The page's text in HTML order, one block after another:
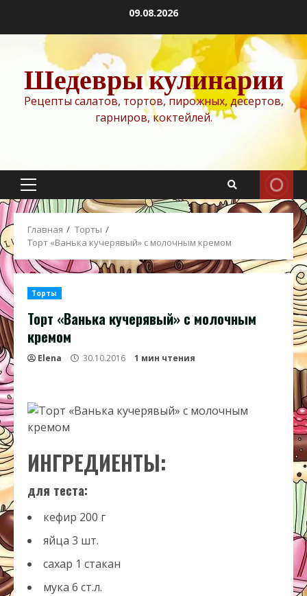
содержимому
09.08.2026
Шедевры кулинарии
Рецепты салатов, тортов, пирожных, десертов,
гарниров, коктейлей.
Основное
меню
Главная
Торты
Торт «Ванька кучерявый» с молочным кремом
Торты
Торт «Ванька кучерявый» с молочным
кремом
Elena 30.10.2016 1 мин чтения
ИНГРЕДИЕНТЫ:
для теста:
кефир 200 г
яйца 3 шт.
сахар 1 стакан
мука 6 ст.л.